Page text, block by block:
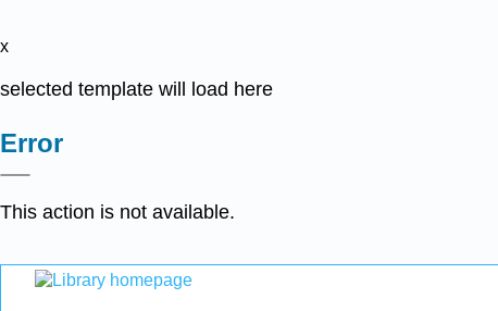
x
selected template will load here
Error
This action is not available.